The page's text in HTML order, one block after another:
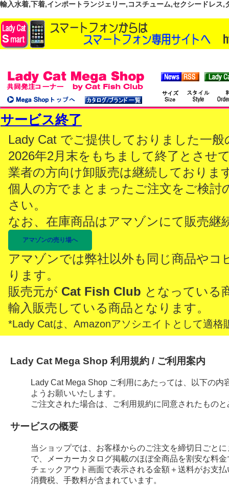
輸入水着,下着,インポートランジェリー,コスチューム,セクシードレス
サービス終了
Lady Cat でご提供しておりました一
2026年2月末をもちまして終了とさせ
業者の方向け卸販売は継続しておりま
個人の方でまとまったご注文をご検討
さい。
なお、在庫商品はアマゾンにて販売継
アマゾンの売り場へ
アマゾンでは弊社以外も同じ商品やコ
ります。
販売元が Cat Fish Club となっている
輸入販売している商品となります。
*Lady Catは、Amazonアソシエイトとして適格
Lady Cat Mega Shop 利用規約 / ご利用案内
Lady Cat Mega Shop ご利用にあたっては、以下の
ようお願いいたします。
ご注文された場合は、ご利用規約に同意されたもの
サービスの概要
当ショップでは、お客様からのご注文を締切日ごと
で、メーカーカタログ掲載のほぼ全商品を割安な料
チェックアウト画面で表示される金額＋送料がお支
消費税、手数料が含まれています。